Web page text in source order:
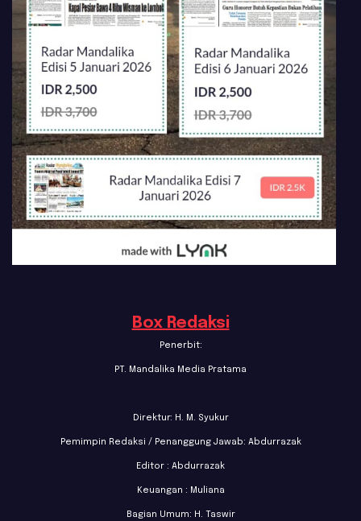
Box Redaksi
Penerbit:
PT. Mandalika Media Pratama
Direktur: H. M. Syukur
Pemimpin Redaksi / Penanggung Jawab: Abdurrazak
Editor : Abdurrazak
Keuangan : Muliana
Bagian Umum: H. Taswir